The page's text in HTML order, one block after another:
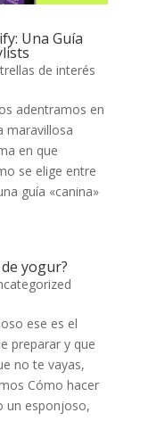
Una Guía
de interés
adentramos en
maravillosa
en que
se elige entre
guía «canina»
yogur?
ese es el
preparar y que
no te vayas,
Cómo hacer
un esponjoso,